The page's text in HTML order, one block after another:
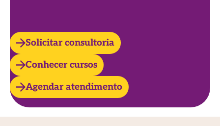
Solicitar consultoria
Conhecer cursos
Agendar atendimento